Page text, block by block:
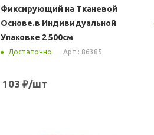
Фиксирующий на Тканевой
Основе.в Индивидуальной
Упаковке 2 500см
Достаточно Арт.: 86385
103 ₽/шт